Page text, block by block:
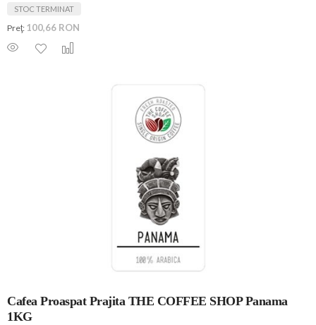
STOC TERMINAT
Preţ: 100,66 RON
Cafea Proaspat Prajita THE COFFEE SHOP Panama
1KG